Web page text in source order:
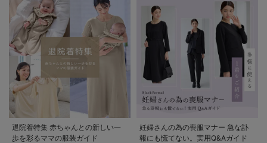
退院着特集 赤ちゃんとの新しい一
歩を彩るママの服装ガイド
妊婦さんの為の喪服マナー 急な訃
報にも慌てない。実用Q&Aガイド